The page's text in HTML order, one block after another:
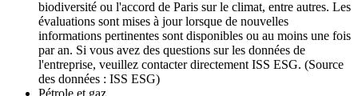
biodiversité ou l'accord de Paris sur le climat, entre autres. Les
évaluations sont mises à jour lorsque de nouvelles
informations pertinentes sont disponibles ou au moins une fois
par an. Si vous avez des questions sur les données de
l'entreprise, veuillez contacter directement ISS ESG. (Source
des données : ISS ESG)
Pétrole et gaz